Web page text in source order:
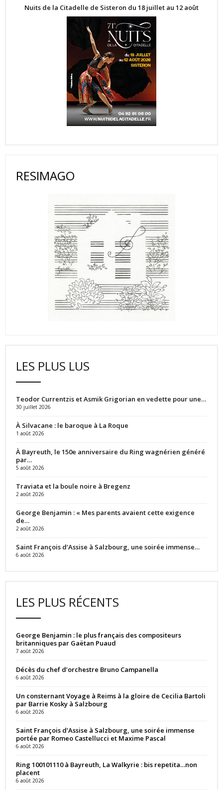
Nuits de la Citadelle de Sisteron du 18 juillet au 12 août
RESIMAGO
LES PLUS LUS
Teodor Currentzis et Asmik Grigorian en vedette pour une…
30 juillet 2026
À Silvacane : le baroque à La Roque
1 août 2026
À Bayreuth, le 150e anniversaire du Ring wagnérien généré
par…
5 août 2026
Traviata et la boule noire à Bregenz
2 août 2026
George Benjamin : « Mes parents avaient cette exigence
de…
2 août 2026
Saint François d’Assise à Salzbourg, une soirée immense…
6 août 2026
LES PLUS RÉCENTS
George Benjamin : le plus français des compositeurs
britanniques par Gaëtan Puaud
7 août 2026
Décès du chef d’orchestre Bruno Campanella
6 août 2026
Un consternant Voyage à Reims à la gloire de Cecilia Bartoli
par Barrie Kosky à Salzbourg
6 août 2026
Saint François d’Assise à Salzbourg, une soirée immense
portée par Romeo Castellucci et Maxime Pascal
6 août 2026
Ring 100101110 à Bayreuth, La Walkyrie : bis repetita…non
placent
6 août 2026